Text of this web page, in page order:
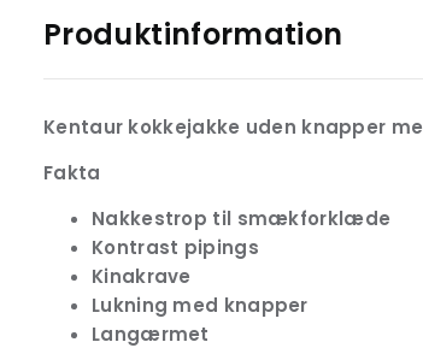
Produktinformation
Kentaur kokkejakke uden knapper
Fakta
Nakkestrop til smækforklæde
Kontrast pipings
Kinakrave
Lukning med knapper
Langærmet